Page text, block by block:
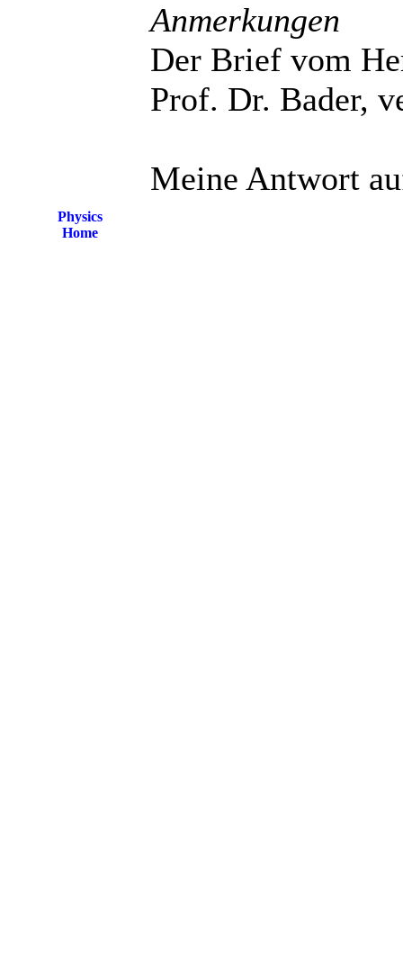
Anmerkungen
Der Brief vom
Prof. Dr. Bader,
Meine Antwort
Physics
Home